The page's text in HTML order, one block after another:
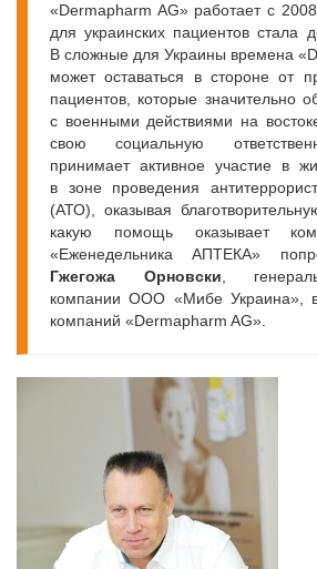
«Dermapharm AG» работает с
для украинских пациентов стала
В сложные для Украины времена
может оставаться в стороне от
пациентов, которые значительно
с военными действиями на
свою социальную
принимает активное участие в
в зоне проведения
(АТО), оказывая
какую помощь оказывает
«Еженедельника АПТЕКА»
Гжегожа Орновски ,
компании ООО «Мибе Украина»,
компаний «Dermapharm AG».